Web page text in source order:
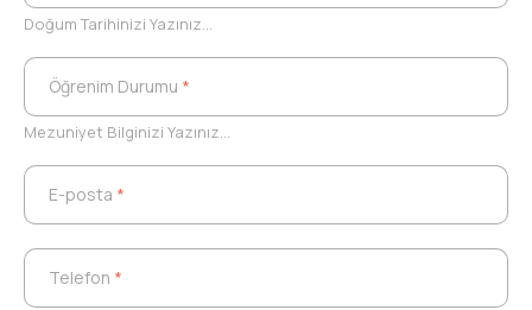
Doğum Tarihinizi Yazınız...
Öğrenim Durumu
Öğrenim Durumu *
Mezuniyet Bilginizi Yazınız...
E-posta *
Telefon *